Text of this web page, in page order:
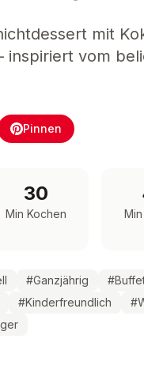
mit
inspiriert vom
Pinnen
30
Min Kochen
#Ganzjährig #
#Kinderfreundlich #